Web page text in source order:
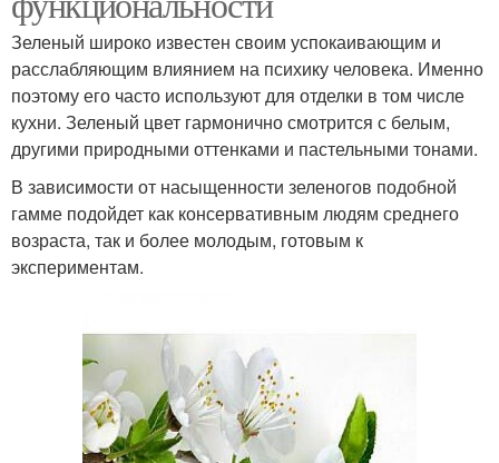
Зеленый широко известен своим успокаивающим и
расслабляющим влиянием на психику человека. Именно
поэтому его часто используют для отделки в том числе
кухни. Зеленый цвет гармонично смотрится с белым,
другими природными оттенками и пастельными тонами.
В зависимости от насыщенности зеленогов подобной
гамме подойдет как консервативным людям среднего
возраста, так и более молодым, готовым к
экспериментам.